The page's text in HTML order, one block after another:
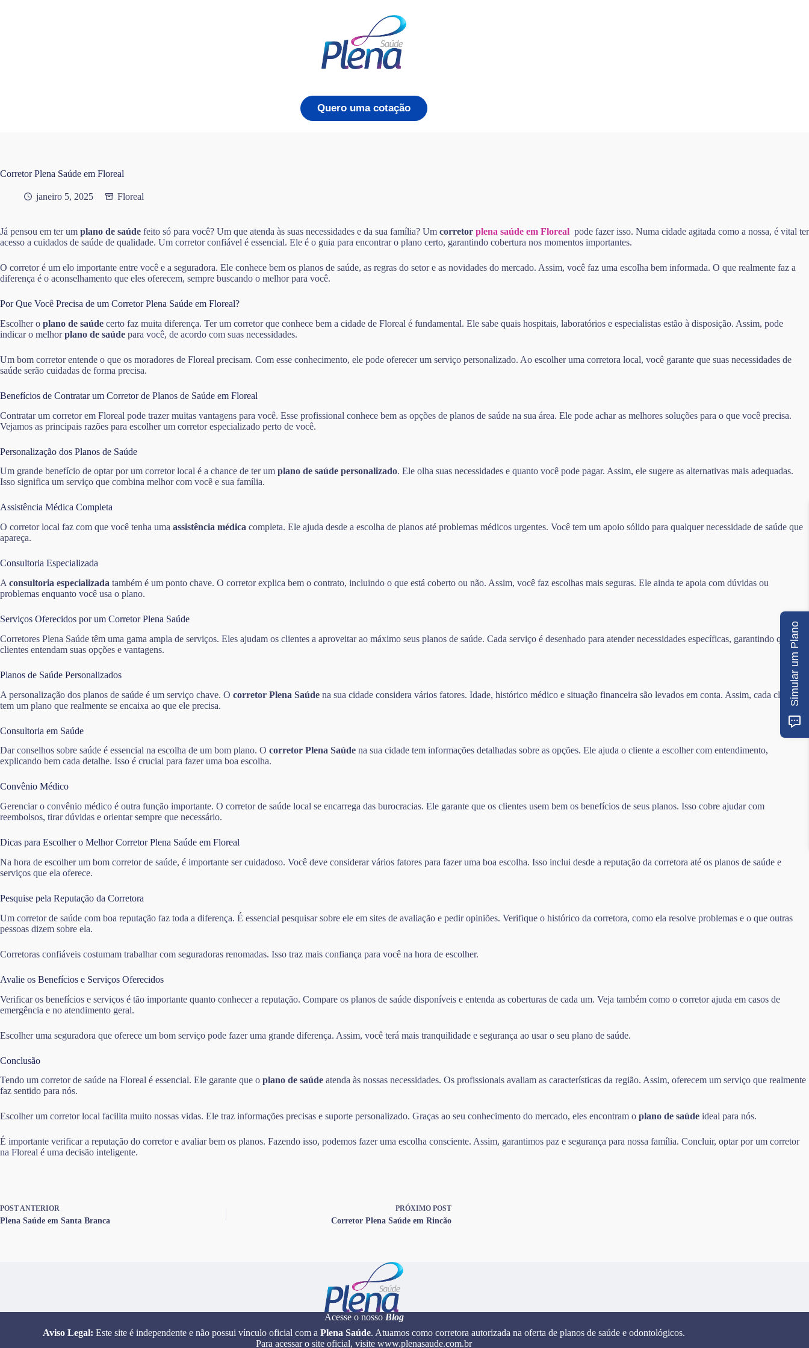
Quero uma cotação
Corretor Plena Saúde em Floreal
janeiro 5, 2025 Floreal
Já pensou em ter um plano de saúde feito só para você? Um que atenda às suas necessidades e da sua família? Um corretor plena saúde em Floreal pode fazer isso. Numa cidade agitada como a nossa, é vital ter
acesso a cuidados de saúde de qualidade. Um corretor confiável é essencial. Ele é o guia para encontrar o plano certo, garantindo cobertura nos momentos importantes.
O corretor é um elo importante entre você e a seguradora. Ele conhece bem os planos de saúde, as regras do setor e as novidades do mercado. Assim, você faz uma escolha bem informada. O que realmente faz a
diferença é o aconselhamento que eles oferecem, sempre buscando o melhor para você.
Por Que Você Precisa de um Corretor Plena Saúde em Floreal?
Escolher o plano de saúde certo faz muita diferença. Ter um corretor que conhece bem a cidade de Floreal é fundamental. Ele sabe quais hospitais, laboratórios e especialistas estão à disposição. Assim, pode
indicar o melhorplano de saúde para você, de acordo com suas necessidades.
Um bom corretor entende o que os moradores de Floreal precisam. Com esse conhecimento, ele pode oferecer um serviço personalizado. Ao escolher uma corretora local, você garante que suas necessidades de
saúde serão cuidadas de forma precisa.
Benefícios de Contratar um Corretor de Planos de Saúde em Floreal
Contratar um corretor em Floreal pode trazer muitas vantagens para você. Esse profissional conhece bem as opções de planos de saúde na sua área. Ele pode achar as melhores soluções para o que você precisa.
Vejamos as principais razões para escolher um corretor especializado perto de você.
Personalização dos Planos de Saúde
Um grande benefício de optar por um corretor local é a chance de ter um plano de saúde personalizado. Ele olha suas necessidades e quanto você pode pagar. Assim, ele sugere as alternativas mais adequadas.
Isso significa um serviço que combina melhor com você e sua família.
Assistência Médica Completa
O corretor local faz com que você tenha uma assistência médica completa. Ele ajuda desde a escolha de planos até problemas médicos urgentes. Você tem um apoio sólido para qualquer necessidade de saúde que
apareça.
Consultoria Especializada
A consultoria especializada também é um ponto chave. O corretor explica bem o contrato, incluindo o que está coberto ou não. Assim, você faz escolhas mais seguras. Ele ainda te apoia com dúvidas ou
problemas enquanto você usa o plano.
Serviços Oferecidos por um Corretor Plena Saúde
Corretores Plena Saúde têm uma gama ampla de serviços. Eles ajudam os clientes a aproveitar ao máximo seus planos de saúde. Cada serviço é desenhado para atender necessidades específicas, garantindo que os
clientes entendam suas opções e vantagens.
Planos de Saúde Personalizados
A personalização dos planos de saúde é um serviço chave. O corretor Plena Saúde na sua cidade considera vários fatores. Idade, histórico médico e situação financeira são levados em conta. Assim, cada cliente
tem um plano que realmente se encaixa ao que ele precisa.
Consultoria em Saúde
Dar conselhos sobre saúde é essencial na escolha de um bom plano. O corretor Plena Saúde na sua cidade tem informações detalhadas sobre as opções. Ele ajuda o cliente a escolher com entendimento,
explicando bem cada detalhe. Isso é crucial para fazer uma boa escolha.
Convênio Médico
Gerenciar o convênio médico é outra função importante. O corretor de saúde local se encarrega das burocracias. Ele garante que os clientes usem bem os benefícios de seus planos. Isso cobre ajudar com
reembolsos, tirar dúvidas e orientar sempre que necessário.
Dicas para Escolher o Melhor Corretor Plena Saúde em Floreal
Na hora de escolher um bom corretor de saúde, é importante ser cuidadoso. Você deve considerar vários fatores para fazer uma boa escolha. Isso inclui desde a reputação da corretora até os planos de saúde e
serviços que ela oferece.
Pesquise pela Reputação da Corretora
Um corretor de saúde com boa reputação faz toda a diferença. É essencial pesquisar sobre ele em sites de avaliação e pedir opiniões. Verifique o histórico da corretora, como ela resolve problemas e o que outras
pessoas dizem sobre ela.
Corretoras confiáveis costumam trabalhar com seguradoras renomadas. Isso traz mais confiança para você na hora de escolher.
Avalie os Benefícios e Serviços Oferecidos
Verificar os benefícios e serviços é tão importante quanto conhecer a reputação. Compare os planos de saúde disponíveis e entenda as coberturas de cada um. Veja também como o corretor ajuda em casos de
emergência e no atendimento geral.
Escolher uma seguradora que oferece um bom serviço pode fazer uma grande diferença. Assim, você terá mais tranquilidade e segurança ao usar o seu plano de saúde.
Conclusão
Tendo um corretor de saúde na Floreal é essencial. Ele garante que o plano de saúde atenda às nossas necessidades. Os profissionais avaliam as características da região. Assim, oferecem um serviço que realmente
faz sentido para nós.
Escolher um corretor local facilita muito nossas vidas. Ele traz informações precisas e suporte personalizado. Graças ao seu conhecimento do mercado, eles encontram o plano de saúde ideal para nós.
É importante verificar a reputação do corretor e avaliar bem os planos. Fazendo isso, podemos fazer uma escolha consciente. Assim, garantimos paz e segurança para nossa família. Concluir, optar por um corretor
na Floreal é uma decisão inteligente.
POSTANTERIOR
Plena Saúde em Santa Branca
PRÓXIMO POST
Corretor Plena Saúde em Rincão
Acesse o nosso Blog
Aviso Legal: Este site é independente e não possui vínculo oficial com aPlena Saúde. Atuamos como corretora autorizada na oferta de planos de saúde e odontológicos.
Para acessar o site oficial, visite www.plenasaude.com.br
Simular um Plano